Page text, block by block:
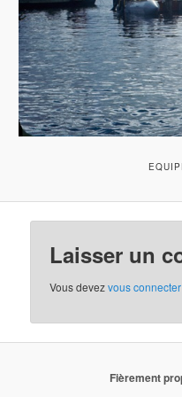
Laisser un
Vous devezvous connecter
Fièrement